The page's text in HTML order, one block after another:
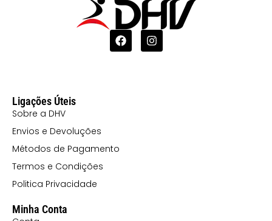
Ligações Úteis
Sobre a DHV
Envios e Devoluções
Métodos de Pagamento
Termos e Condições
Politica Privacidade
Minha Conta